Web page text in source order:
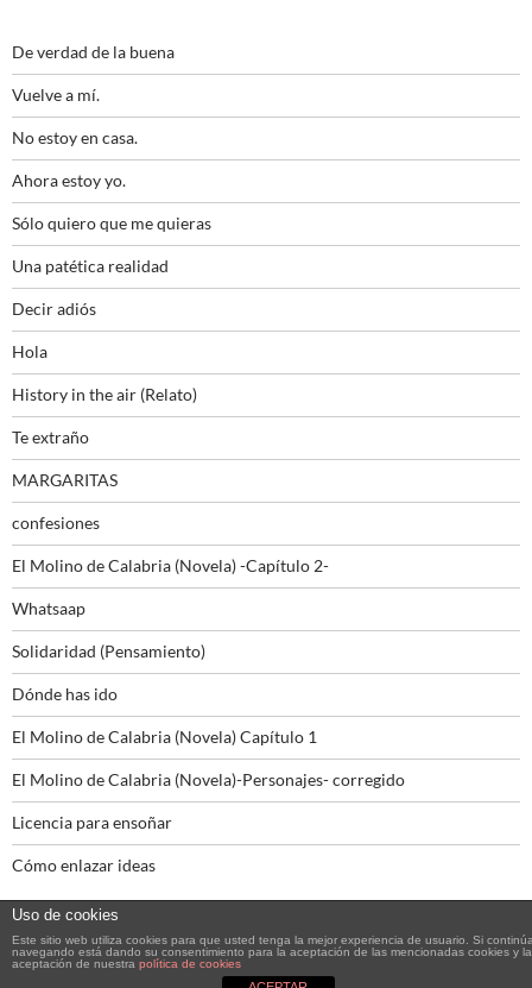
De verdad de la buena
Vuelve a mí.
No estoy en casa.
Ahora estoy yo.
Sólo quiero que me quieras
Una patética realidad
Decir adiós
Hola
History in the air (Relato)
Te extraño
MARGARITAS
confesiones
El Molino de Calabria (Novela) -Capítulo 2-
Whatsaap
Solidaridad (Pensamiento)
Dónde has ido
El Molino de Calabria (Novela) Capítulo 1
El Molino de Calabria (Novela)-Personajes- corregido
Licencia para ensoñar
Cómo enlazar ideas
Funciona gracias a WordPress
Uso de cookies
Este sitio web utiliza cookies para que usted tenga la mejor experiencia de usuario. Si
navegando está dando su consentimiento para la aceptación de las mencionadas cookies y la
aceptación de nuestra política de cookies